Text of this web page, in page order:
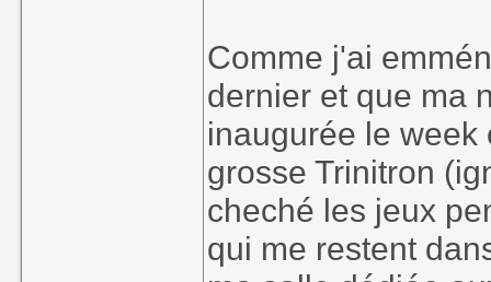
Comme j'ai
dernier et que ma
inaugurée le
grosse Trinitron
cheché les jeux
qui me restent